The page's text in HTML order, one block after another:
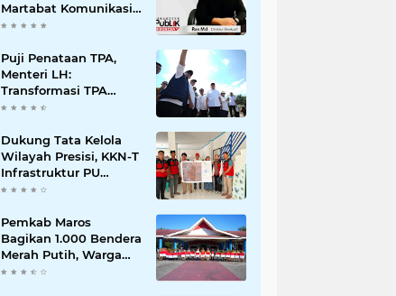
Martabat Komunikasi
Pemerintahan
Puji Penataan TPA,
Menteri LH:
Transformasi TPA
Tamangapa Makassar
Nasional
Dukung Tata Kelola
Wilayah Presisi, KKN-T
Infrastruktur PU
Unhas Gel. 116
Dusun Berbasis GIS ke
Desa Bonto Matene
Pemkab Maros
Bagikan 1.000 Bendera
Merah Putih, Warga
Kurang Mampu Jadi